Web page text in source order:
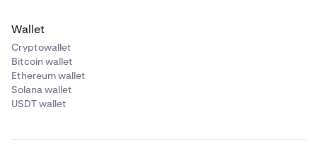
Wallet
Cryptowallet
Bitcoin wallet
Ethereum wallet
Solana wallet
USDT wallet